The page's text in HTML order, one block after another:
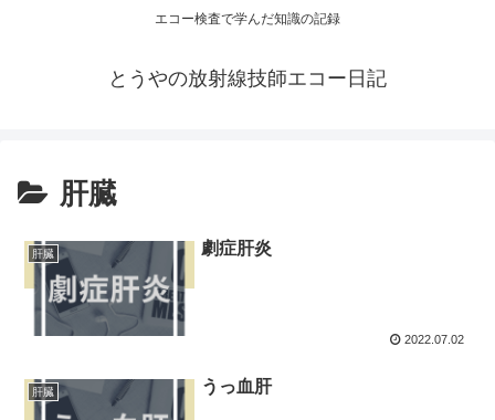
エコー検査で学んだ知識の記録
とうやの放射線技師エコー日記
肝臓
肝臓 劇症肝炎
2022.07.02
肝臓 うっ血肝